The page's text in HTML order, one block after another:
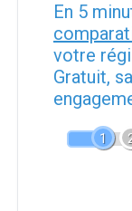
En 5
votre
Gratuit,
1